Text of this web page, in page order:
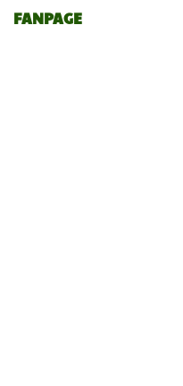
FANPAGE